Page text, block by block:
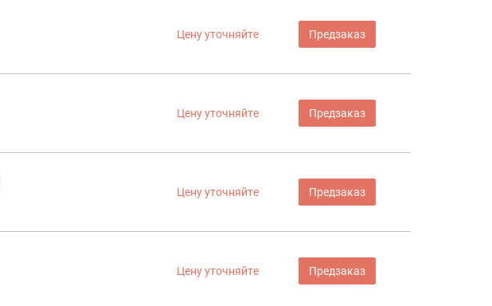
Цену уточняйте Предзаказ
Цену уточняйте Предзаказ
Цену уточняйте Предзаказ
Цену уточняйте Предзаказ